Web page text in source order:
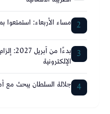
2 مساء الأربعاء:
3 بدءًا من
الإلكترونية
4 جلالة السلطان يبحث مع